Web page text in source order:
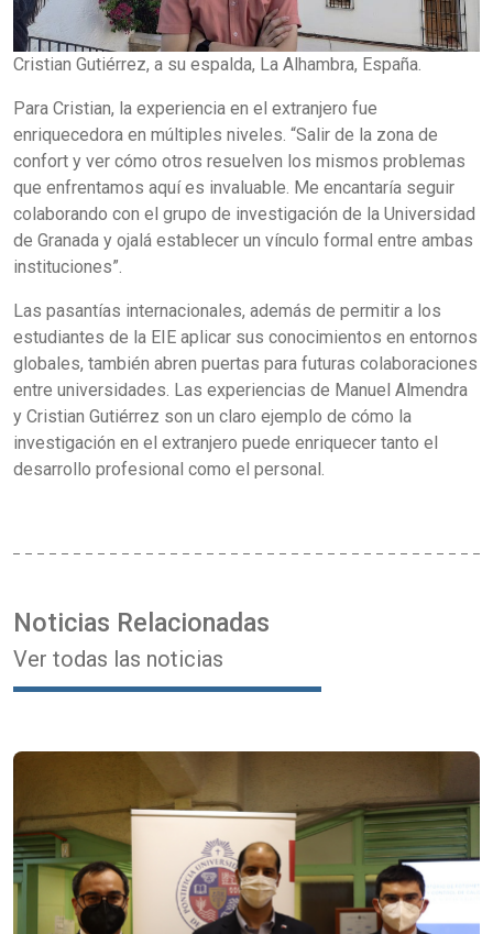
Cristian Gutiérrez, a su espalda, La Alhambra, España.
Para Cristian, la experiencia en el extranjero fue
enriquecedora en múltiples niveles. “Salir de la zona de
confort y ver cómo otros resuelven los mismos problemas
que enfrentamos aquí es invaluable. Me encantaría seguir
colaborando con el grupo de investigación de la Universidad
de Granada y ojalá establecer un vínculo formal entre ambas
instituciones”.
Las pasantías internacionales, además de permitir a los
estudiantes de la EIE aplicar sus conocimientos en entornos
globales, también abren puertas para futuras colaboraciones
entre universidades. Las experiencias de Manuel Almendra
y Cristian Gutiérrez son un claro ejemplo de cómo la
investigación en el extranjero puede enriquecer tanto el
desarrollo profesional como el personal.
Noticias Relacionadas
Ver todas las noticias